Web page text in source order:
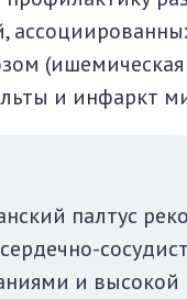
и инфаркт
палтус
и высокой